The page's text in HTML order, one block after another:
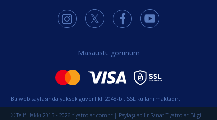
Masaüstü görünüm
Bu web sayfasında yüksek güvenlikli 2048-bit SSL kullanılmaktadır.
© Telif Hakkı 2015 - 2026 tiyatrolar.com.tr | Paylaşılabilir Sanat Tiyatrolar Bilgi